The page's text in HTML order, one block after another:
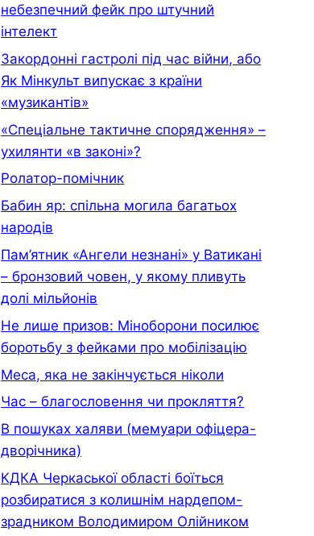
небезпечний фейк про штучний
інтелект
Закордонні гастролі під час війни, або
Як Мінкульт випускає з країни
«музикантів»
«Спеціальне тактичне спорядження» –
ухилянти «в законі»?
Ролатор-помічник
Бабин яр: спільна могила багатьох
народів
Пам’ятник «Ангели незнані» у Ватикані
– бронзовий човен, у якому пливуть
долі мільйонів
Не лише призов: Міноборони посилює
боротьбу з фейками про мобілізацію
Меса, яка не закінчується ніколи
Час – благословення чи прокляття?
В пошуках халяви (мемуари офiцера-
дворiчника)
КДКА Черкаської області боїться
розбиратися з колишнім нардепом-
зрадником Володимиром Олійником